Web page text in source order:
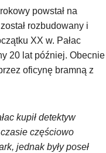
powstał na
rozbudowany i
XX w. Pałac
20 lat później. Obecnie
oficynę bramną z
kupił detektyw
częściowo
jednak były poseł